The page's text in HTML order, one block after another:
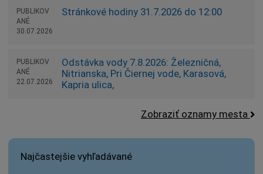
PUBLIKOV
ANÉ
30.07.2026
Stránkové hodiny 31.7.2026 do 12:00
PUBLIKOV
ANÉ
22.07.2026
Odstávka vody 7.8.2026: Železničná,
Nitrianska, Pri Čiernej vode, Karasová,
Kapria ulica,
Zobraziť oznamy mesta
Najčastejšie vyhľadávané